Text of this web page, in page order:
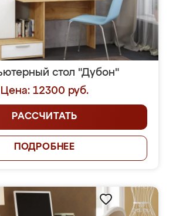
стол "Дубон"
Цена: 12300 руб.
РАССЧИТАТЬ
ПОДРОБНЕЕ